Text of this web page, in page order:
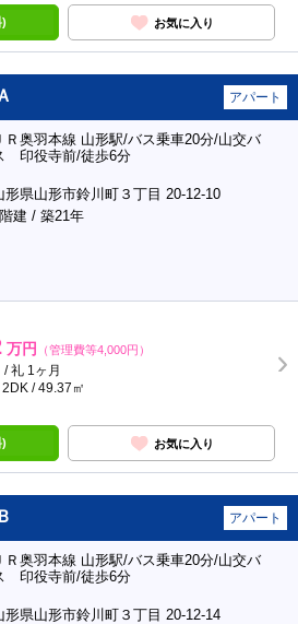
お気に入り
アパート
Ｒ奥羽本線 山形駅/バス乗車20分/山交バ
印役寺前/徒歩6分
形県山形市鈴川町３丁目 20-12-10
建 / 築21年
万円 （管理費等4,000円）
/ 礼 1ヶ月
2DK / 49.37㎡
お気に入り
アパート
Ｒ奥羽本線 山形駅/バス乗車20分/山交バ
印役寺前/徒歩6分
形県山形市鈴川町３丁目 20-12-14